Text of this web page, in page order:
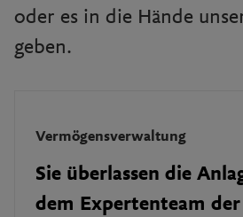
oder es in die Hände
geben.
Vermögensverwaltung
Sie überlassen die
dem Expertenteam